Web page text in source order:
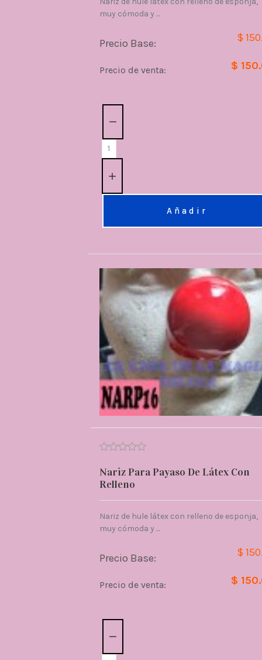
muy cómoda y ...
Precio Base: $
Precio de venta: $
Añadir
Nariz Para Payaso De Látex Con
Relleno
Nariz de hule látex con relleno de esponja,
muy cómoda y ...
Precio Base: $
Precio de venta: $